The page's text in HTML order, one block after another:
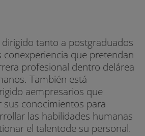
tanto a postgraduados
que pretendan
profesional dentro delárea
También está
aempresarios que
sus conocimientos para
las habilidades humanas
el talentode su personal.